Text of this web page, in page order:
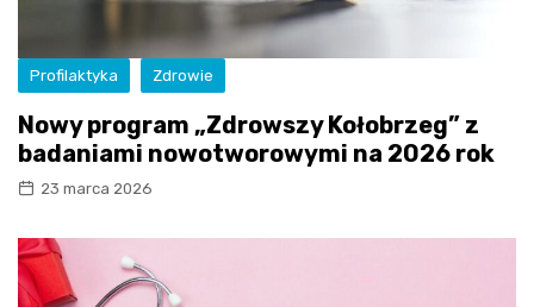
Profilaktyka Zdrowie
Nowy program „Zdrowszy Kołobrzeg” z
badaniami nowotworowymi na 2026 rok
23 marca 2026